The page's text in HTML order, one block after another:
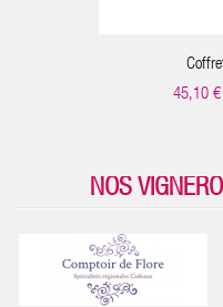
45,10 €
NOS